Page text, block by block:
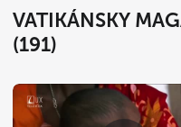
VATIKÁNSKY
(191)